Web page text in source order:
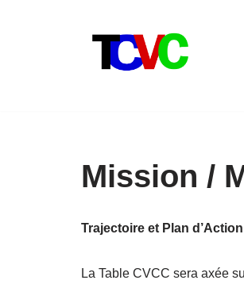
Mission /
Trajectoire et Plan
La Table CVCC sera axée